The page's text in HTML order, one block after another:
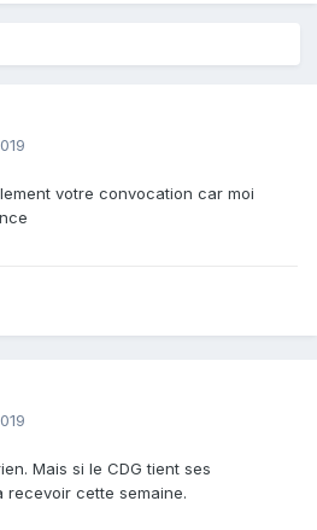
votre convocation car moi
Mais si le CDG tient ses
recevoir cette semaine.